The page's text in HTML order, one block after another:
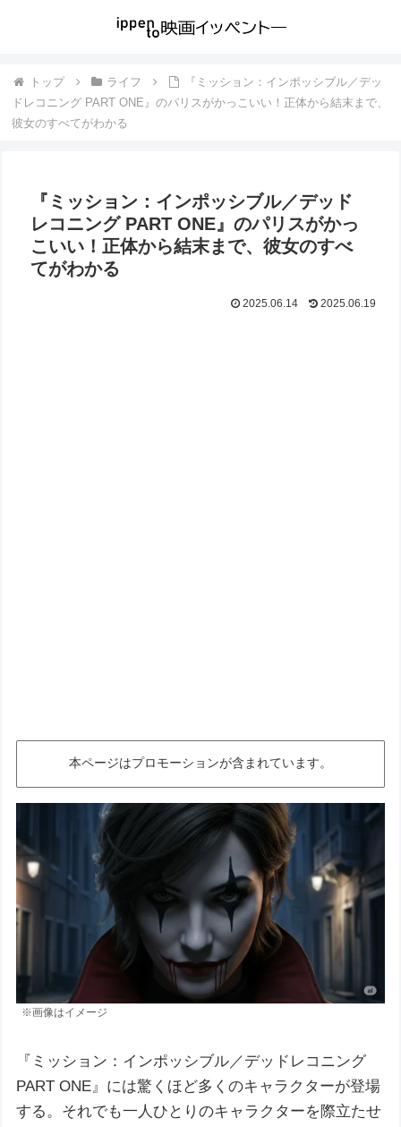
トップ ライフ
『ミッション：インポッシブル／デッ
ドレコニング PART ONE』のパリスがかっこいい！正体から結末まで、
彼女のすべてがわかる
『ミッション：インポッシブル／デッド
レコニング PART ONE』のパリスがかっ
こいい！正体から結末まで、彼女のすべ
てがわかる
2025.06.14 2025.06.19
本ページはプロモーションが含まれています。
※画像はイメージ
『ミッション：インポッシブル／デッドレコニング
PART ONE』には驚くほど多くのキャラクターが登場
する。それでも一人ひとりのキャラクターを際立たせ